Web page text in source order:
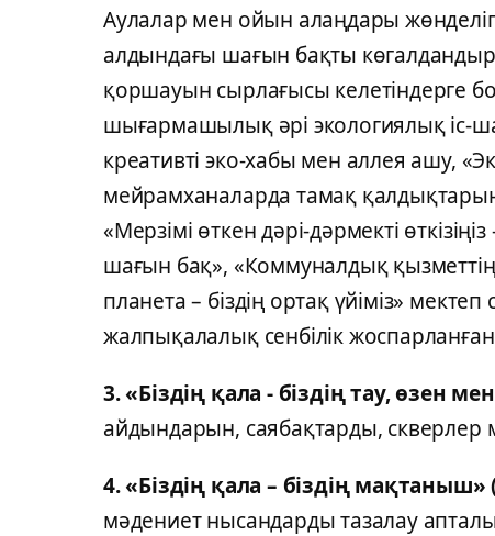
Аулалар мен ойын алаңдары жөнделіп,
алдындағы шағын бақты
қоршауын сырлағысы келетіндерге
шығармашылық әрі экологиялық іс-
креативті эко-хабы мен аллея ашу,
мейрамханаларда тамақ
«Мерзімі өткен дәрі-дәрмекті
шағын бақ», «Коммуналдық
планета – біздің ортақ үйіміз»
жалпықалалық сенбілік
3. «Біздің қала - біздің тау, өзен
айдындарын, саябақтарды, скверлер
4. «Біздің қала – біздің мақтаныш»
мәдениет нысандарды тазалау